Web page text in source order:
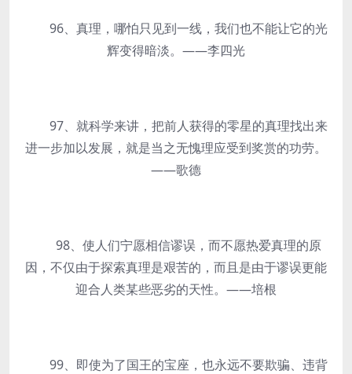
96、真理，哪怕只见到一线，我们也不能让它的光
辉变得暗淡。——李四光
97、就科学来讲，把前人获得的零星的真理找出来
进一步加以发展，就是当之无愧理应受到奖赏的功劳。
——歌德
98、使人们宁愿相信谬误，而不愿热爱真理的原
因，不仅由于探索真理是艰苦的，而且是由于谬误更能
迎合人类某些恶劣的天性。——培根
99、即使为了国王的宝座，也永远不要欺骗、违背